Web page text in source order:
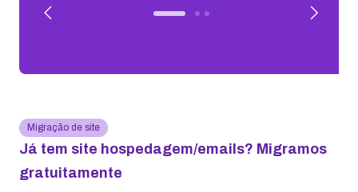
Migração de site
Já tem site hospedagem/emails? Migramos
gratuitamente